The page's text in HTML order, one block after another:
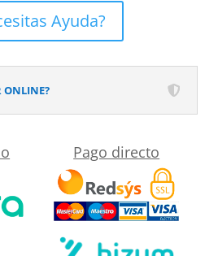
Ayuda?
ONLINE?
Pago directo